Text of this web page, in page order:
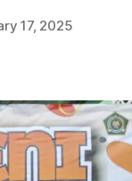
17, 2025